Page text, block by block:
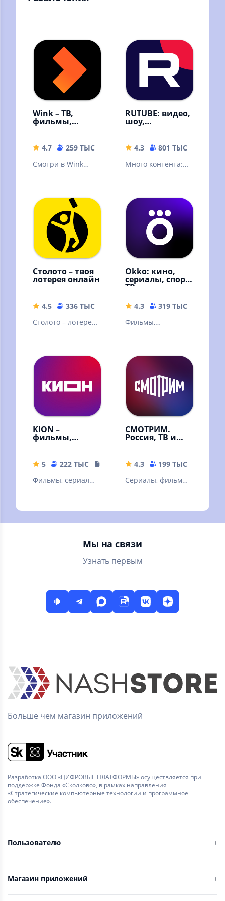
Wink – ТВ,
фильмы,
сериалы
4.7 259 ТЫС
59.68 MB
Смотри в Wink
мультфильмы и ТВ
каналы
RUTUBE: видео,
шоу,
трансляции
4.3 801 ТЫС
Много контента:
прямые эфиры,
сериалы и шоу
Столото – твоя
лотерея онлайн
4.5 336 ТЫС
77.21 MB
Столото – лотерея,
лото и другие
лотереи
Okko: кино,
сериалы, спорт,
ТВ
4.3 319 ТЫС
Фильмы,
мультфильмы и ТВ-
каналы онлайн в
высоком качестве!
KION –
фильмы,
сериалы и тв
5 222 ТЫС
108.87 MB
Фильмы, сериалы
СМОТРИМ.
Россия, ТВ и
радио
4.3 199 ТЫС
Сериалы, фильмы,
новости
Мы на связи
Узнать первым
Больше чем магазин приложений
Разработка ООО «ЦИФРОВЫЕ ПЛАТФОРМЫ» осуществляется при
поддержке Фонда «Сколково», в рамках направления
«Стратегические компьютерные технологии и программное
обеспечение».
Пользователю
Магазин приложений